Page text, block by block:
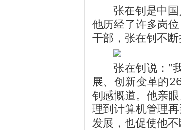
张在钊是中
他历经了许多岗
干部，张在钊不断
张在钊说：“
展、创新变革的
钊感慨道。他亲
理到计算机管理
发展，也促使他